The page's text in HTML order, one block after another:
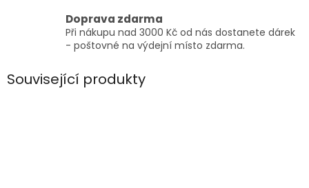
Doprava zdarma
Při nákupu nad 3000 Kč od nás dostanete dárek
- poštovné na výdejní místo zdarma.
Související produkty